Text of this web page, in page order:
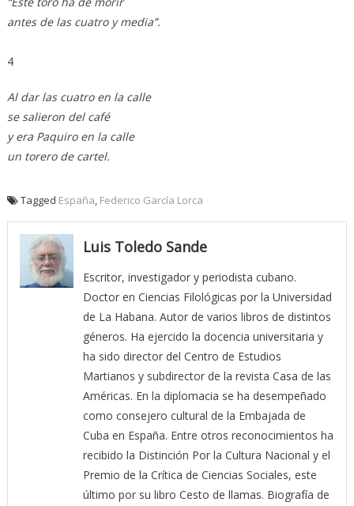
antes de las cuatro y media”.
4
Al dar las cuatro en la calle
se salieron del café
y era Paquiro en la calle
un torero de cartel.
Tagged España, Federico García Lorca
Luis Toledo Sande
Escritor, investigador y periodista cubano.
Doctor en Ciencias Filológicas por la Universidad
de La Habana. Autor de varios libros de distintos
géneros. Ha ejercido la docencia universitaria y
ha sido director del Centro de Estudios
Martianos y subdirector de la revista Casa de las
Américas. En la diplomacia se ha desempeñado
como consejero cultural de la Embajada de
Cuba en España. Entre otros reconocimientos ha
recibido la Distinción Por la Cultura Nacional y el
Premio de la Crítica de Ciencias Sociales, este
último por su libro Cesto de llamas. Biografía de